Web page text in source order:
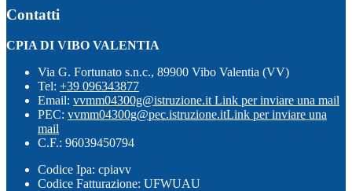
Contatti
CPIA DI VIBO VALENTIA
Via G. Fortunato s.n.c., 89900 Vibo Valentia (VV)
Tel: +39 096343877
Email: vvmm04300g@istruzione.it Link per inviare una mail
PEC: vvmm04300g@pec.istruzione.itLink per inviare una
mail
C.F.: 96039450794
Codice Ipa: cpiavv
Codice Fatturazione: UFWUAU